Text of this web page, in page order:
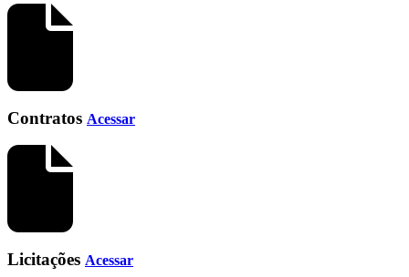
Contratos Acessar
Licitações Acessar